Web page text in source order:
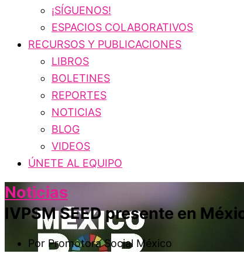
¡SÍGUENOS!
ESPACIOS COLABORATIVOS
RECURSOS Y PUBLICACIONES
LIBROS
BOLETINES
REPORTES
NOTICIAS
BLOG
VIDEOS
ÚNETE AL EQUIPO
Noticias
IVPSM SEED presente en
Por Promotora Social México